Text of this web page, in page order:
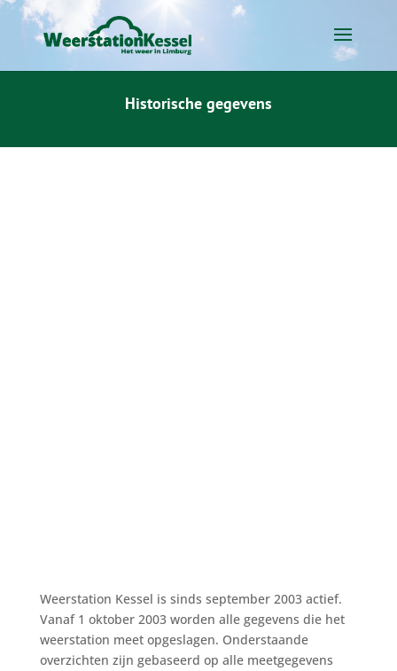
Historische gegevens
Weerstation Kessel is sinds september 2003 actief.
Vanaf 1 oktober 2003 worden alle gegevens die het
weerstation meet opgeslagen. Onderstaande
overzichten zijn gebaseerd op alle meetgegevens